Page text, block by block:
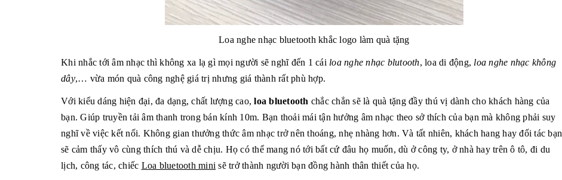
Loa nghe nhạc bluetooth khắc logo làm quà tặng
Khi nhắc tới âm nhạc thì không xa lạ gì mọi người sẽ nghĩ đến 1 cái loa nghe nhạc blutooth, loa di động, loa nghe nhạc không
dây,… vừa món quà công nghệ giá trị nhưng giá thành rất phù hợp.
Với kiểu dáng hiện đại, đa dạng, chất lượng cao,loa bluetooth chắc chắn sẽ là quà tặng đầy thú vị dành cho khách hàng của
bạn. Giúp truyền tải âm thanh trong bán kính 10m. Bạn thoải mái tận hưởng âm nhạc theo sở thích của bạn mà không phải suy
nghĩ về việc kết nối. Không gian thưởng thức âm nhạc trở nên thoáng, nhẹ nhàng hơn. Và tất nhiên, khách hang hay đối tác bạn
sẽ cảm thấy vô cùng thích thú và dễ chịu. Họ có thể mang nó tới bất cứ đâu họ muốn, dù ở công ty, ở nhà hay trên ô tô, đi du
lịch, công tác, chiếc Loa bluetooth mini sẽ trở thành người bạn đồng hành thân thiết của họ.